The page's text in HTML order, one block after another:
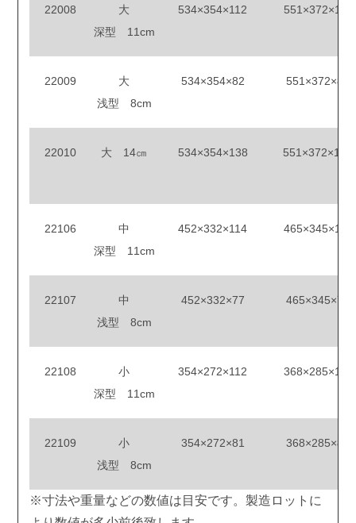
22008
大
深型 11cm
534×354×112 551×372×113
22009
大
浅型 8cm
534×354×82 551×372×83
22010 大 14㎝ 534×354×138 551×372×140
22106
中
深型 11cm
452×332×114 465×345×115
22107
中
浅型 8cm
452×332×77 465×345×78
22108
小
深型 11cm
354×272×112 368×285×113
22109
小
浅型 8cm
354×272×81 368×285×82
※寸法や重量などの数値は目安です。製造ロットに